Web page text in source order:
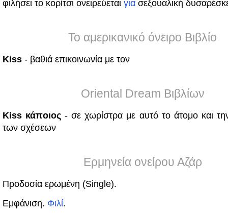
φιλήσει το κορίτσι ονειρεύεται για σεξουαλική
Το αμερικανικό όνειρο Βιβλίο
Kiss - βαθιά επικοινωνία με τον
Oriental Dream Βιβλίων
Kiss κάποιος- σε χωρίστρα με αυτό το άτομο και
των σχέσεων
Ερμηνεία ονείρου Αζάρ
Προδοσία ερωμένη (Single).
Εμφάνιση. Φιλί.